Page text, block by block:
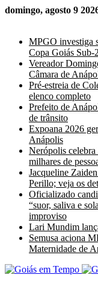
domingo, agosto 9
MPGO investiga
Copa Goiás Sub-
Vereador
Câmara de
Pré-estreia de
elenco completo
Prefeito de
de trânsito
Expoana 2026
Anápolis
Nerópolis celebra
milhares de
Jacqueline
Perillo; veja os
Oficializado
“suor, saliva e
improviso
Lari Mundim
Semusa aciona
Maternidade de